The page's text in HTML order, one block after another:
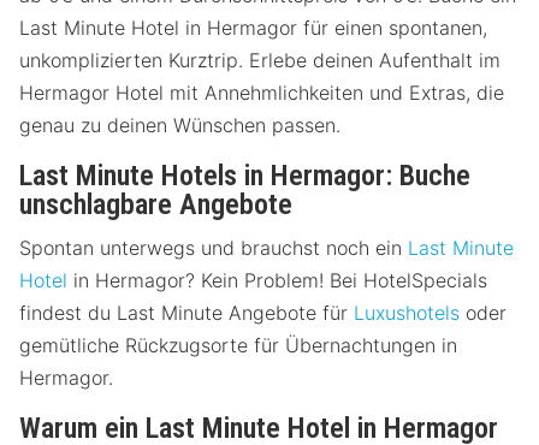
Last Minute Hotel in Hermagor für einen spontanen,
unkomplizierten Kurztrip. Erlebe deinen Aufenthalt im
Hermagor Hotel mit Annehmlichkeiten und Extras, die
genau zu deinen Wünschen passen.
Last Minute Hotels in Hermagor: Buche
unschlagbare Angebote
Spontan unterwegs und brauchst noch ein Last Minute
Hotel in Hermagor? Kein Problem! Bei HotelSpecials
findest du Last Minute Angebote für Luxushotels oder
gemütliche Rückzugsorte für Übernachtungen in
Hermagor.
Warum ein Last Minute Hotel in Hermagor